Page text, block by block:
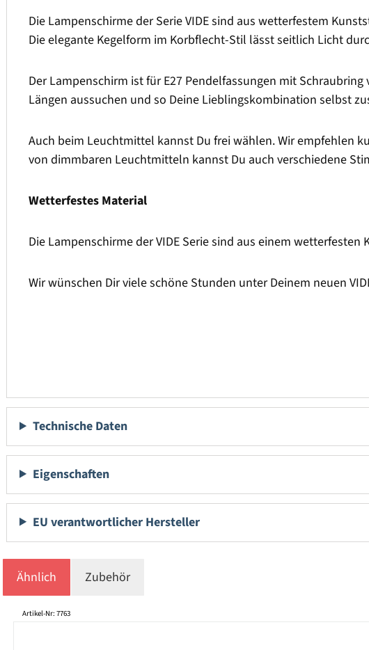
Die Lampenschirme der Serie VIDE sind aus wetterfestem
Die elegante Kegelform im Korbflecht-Stil lässt seitlich Licht
Der Lampenschirm ist für E27 Pendelfassungen mit
Längen aussuchen und so Deine Lieblingskombination selbst
Auch beim Leuchtmittel kannst Du frei wählen. Wir empfehlen
von dimmbaren Leuchtmitteln kannst Du auch verschiedene
Wetterfestes Material
Die Lampenschirme der VIDE Serie sind aus einem
Wir wünschen Dir viele schöne Stunden unter Deinem neuen
Technische Daten
Eigenschaften
EU verantwortlicher Hersteller
Ähnlich Zubehör
Produktgalerie überspringen
Artikel-Nr: 7763